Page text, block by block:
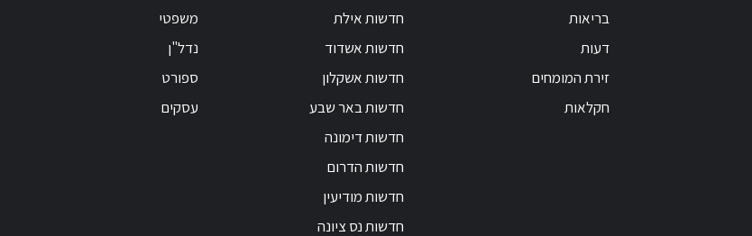
בריאות
דעות
זירת המומחים
חקלאות
חדשות אילת
חדשות אשדוד
חדשות אשקלון
חדשות באר שבע
חדשות דימונה
חדשות הדרום
חדשות מודיעין
חדשות נס ציונה
משפטי
נדל"ן
ספורט
עסקים